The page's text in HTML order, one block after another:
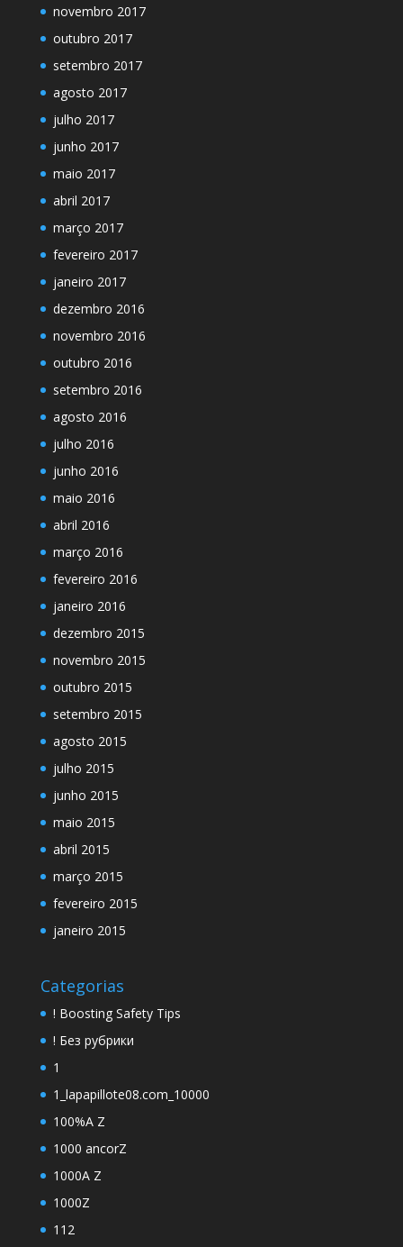
novembro 2017
outubro 2017
setembro 2017
agosto 2017
julho 2017
junho 2017
maio 2017
abril 2017
março 2017
fevereiro 2017
janeiro 2017
dezembro 2016
novembro 2016
outubro 2016
setembro 2016
agosto 2016
julho 2016
junho 2016
maio 2016
abril 2016
março 2016
fevereiro 2016
janeiro 2016
dezembro 2015
novembro 2015
outubro 2015
setembro 2015
agosto 2015
julho 2015
junho 2015
maio 2015
abril 2015
março 2015
fevereiro 2015
janeiro 2015
Categorias
! Boosting Safety Tips
! Без рубрики
1
1_lapapillote08.com_10000
100%A Z
1000 ancorZ
1000A Z
1000Z
112